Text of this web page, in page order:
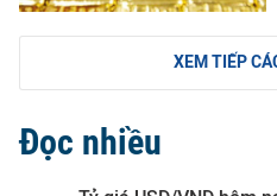
XEM TIẾP
Đọc nhiều